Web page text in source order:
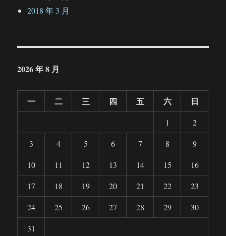
2018 年 3 月
2026 年 8 月
一 二 三 四 五 六 日
1
2
3
4 5 6 7 8
9
10
11 12 13 14 15
16
17
18 19 20 21 22
23
24
25 26 27 28 29
30
31